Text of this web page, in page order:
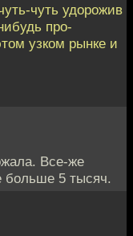
чуть удорожив
про-
узком рынке и
Все-же
больше 5 тысяч.